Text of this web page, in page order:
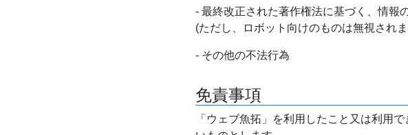
- 最終改正された著作権法に基づく、情報
(ただし、ロボット向けのものは無視され
- その他の不法行為
免責事項
「ウェブ魚拓」を利用したこと又は利用